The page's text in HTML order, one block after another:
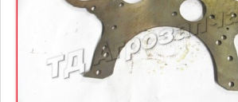
Контакты
Корзина